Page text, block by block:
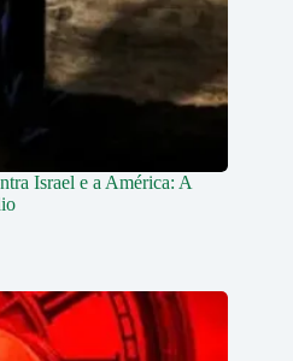
Israel e a América: A